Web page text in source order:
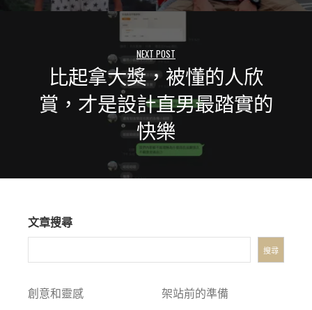
NEXT POST
比起拿大獎，被懂的人欣
賞，才是設計直男最踏實的
快樂
文章搜尋
搜尋
創意和靈感
架站前的準備